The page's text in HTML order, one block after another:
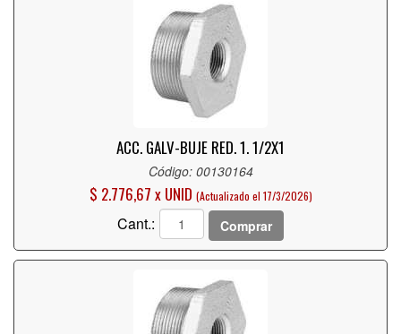
ACC. GALV-BUJE RED. 1. 1/2X1
Código: 00130164
$ 2.776,67 x UNID (Actualizado el 17/3/2026)
Cant.: Comprar